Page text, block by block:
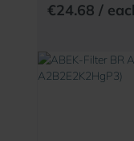
€24.68 /